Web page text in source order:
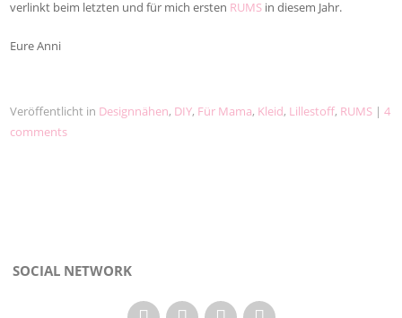
verlinkt beim letzten und für mich ersten RUMS in diesem Jahr.
Eure Anni
Veröffentlicht in Designnähen, DIY, Für Mama, Kleid, Lillestoff, RUMS |4
comments
SOCIAL NETWORK